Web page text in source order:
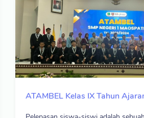
ATAMBEL Kelas IX Tahun